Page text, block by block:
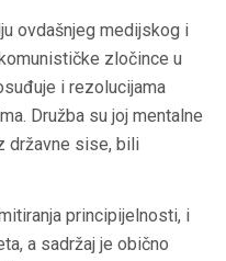
ovdašnjeg medijskog i
zločince u
i rezolucijama
Družba su joj mentalne
državne sise, bili
principijelnosti, i
a sadržaj je obično